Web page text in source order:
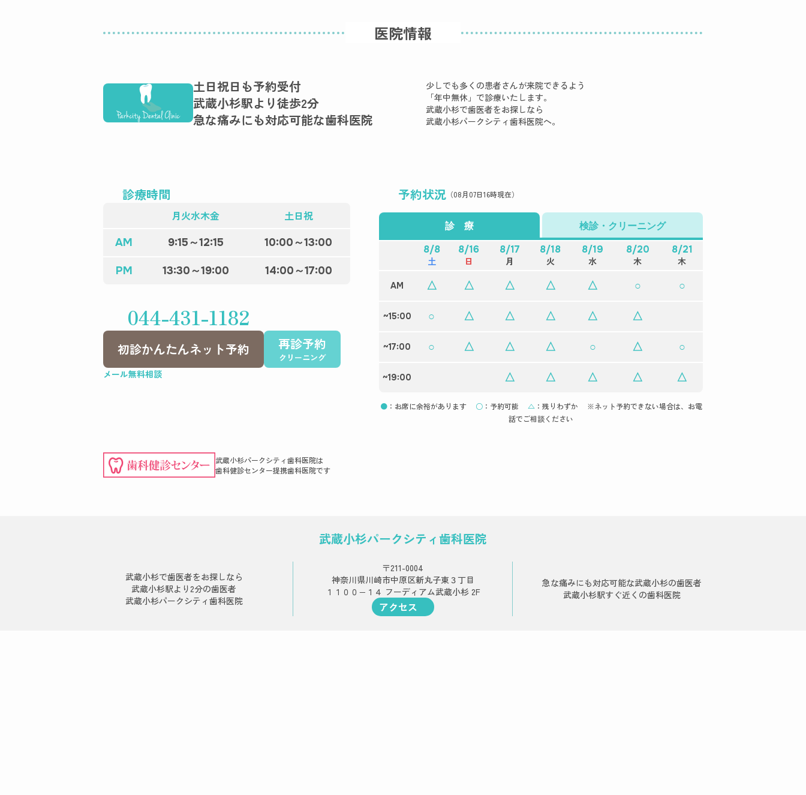
医院情報
土日祝日も予約受付
武蔵小杉駅より徒歩2分
急な痛みにも対応可能な歯科医院
少しでも多くの患者さんが来院できるよう
「年中無休」で診療いたします。
武蔵小杉で歯医者をお探しなら
武蔵小杉パークシティ歯科医院へ。
診療時間
月火水木金 土日祝
AM 9:15～12:15 10:00～13:00
PM 13:30～19:00 14:00～17:00
044-431-1182
初診かんたんネット予約 再診予約
クリーニング
メール無料相談
予約状況 （08月07日16時現在）
診 療
検診・クリーニング
8/8
土
8/16
日
8/17
月
8/18
火
8/19
水
8/20
木
8/21
木
AM △ △ △ △ △ ○ ○
~15:00 ○ △ △ △ △ △
~17:00 ○ △ △ △ ○ △ ○
~19:00 △ △ △ △ △
●：お席に余裕があります ○：予約可能 △：残りわずか ※ネット予約できない場合は、お電
話でご相談ください
武蔵小杉パークシティ歯科医院は
歯科健診センター提携歯科医院です
武蔵小杉パークシティ歯科医院
武蔵小杉で歯医者をお探しなら
武蔵小杉駅より2分の歯医者
武蔵小杉パークシティ歯科医院
〒211-0004
神奈川県川崎市中原区新丸子東３丁目
１１００−１４ フーディアム武蔵小杉 2F
アクセス
急な痛みにも対応可能な武蔵小杉の歯医者
武蔵小杉駅すぐ近くの歯科医院